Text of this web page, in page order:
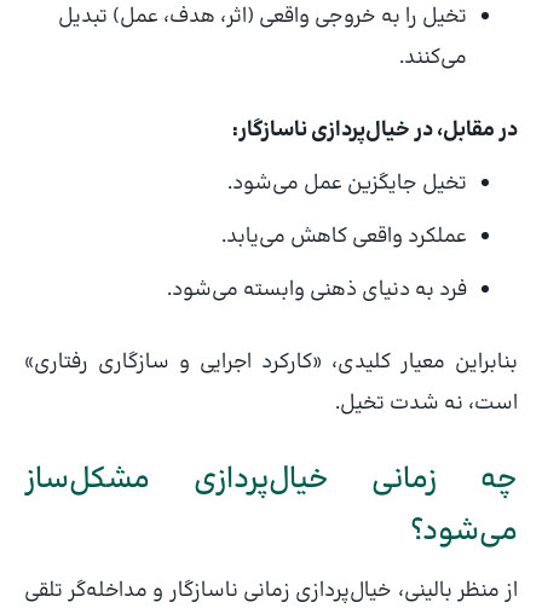
تخیل را به خروجی واقعی (اثر، هدف، عمل) تبدیل
می‌کنند.
در مقابل، در خیال‌پردازی ناسازگار:
تخیل جایگزین عمل می‌شود.
عملکرد واقعی کاهش می‌یابد.
فرد به دنیای ذهنی وابسته می‌شود.
بنابراین معیار کلیدی، «کارکرد اجرایی و سازگاری رفتاری»
است، نه شدت تخیل.
چه زمانی خیال‌پردازی مشکل‌ساز
می‌شود؟
از منظر بالینی، خیال‌پردازی زمانی ناسازگار و مداخله‌گر تلقی